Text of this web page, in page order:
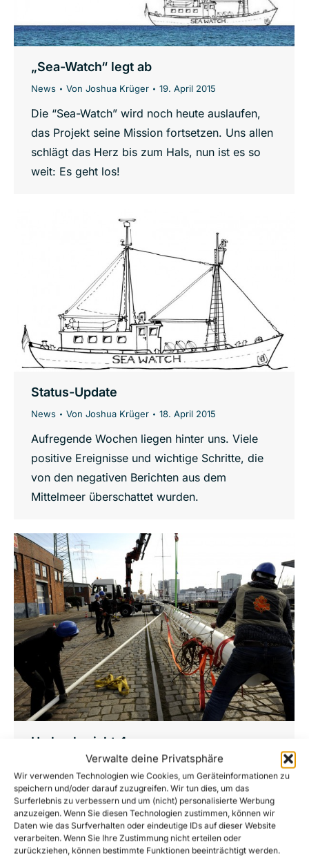
Verwalte deine Privatsphäre
Wir verwenden Technologien wie Cookies, um Geräteinformationen zu
speichern und/oder darauf zuzugreifen. Wir tun dies, um das
Surferlebnis zu verbessern und um (nicht) personalisierte Werbung
anzuzeigen. Wenn Sie diesen Technologien zustimmen, können wir
Daten wie das Surfverhalten oder eindeutige IDs auf dieser Website
verarbeiten. Wenn Sie Ihre Zustimmung nicht erteilen oder
zurückziehen, können bestimmte Funktionen beeinträchtigt werden.
„Sea-Watch“ legt ab
News Von Joshua Krüger 19. April 2015
Die “Sea-Watch” wird noch heute auslaufen,
das Projekt seine Mission fortsetzen. Uns allen
schlägt das Herz bis zum Hals, nun ist es so
weit: Es geht los!
Status-Update
News Von Joshua Krüger 18. April 2015
Aufregende Wochen liegen hinter uns. Viele
positive Ereignisse und wichtige Schritte, die
von den negativen Berichten aus dem
Mittelmeer überschattet wurden.
Umbaubericht 4
Joshua Krüger 21. März 2015
Endlich ist es soweit, wir haben am 17.03.2015
endlich die neuen Masten auf das Schiff
gebaut. Hier ein paar Impressionen.